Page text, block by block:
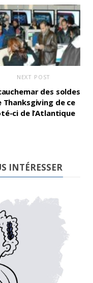
NEXT POST
des soldes
Thanksgiving de ce
ci de l’Atlantique
INTÉRESSER